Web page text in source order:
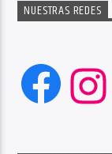
NUESTRAS REDES